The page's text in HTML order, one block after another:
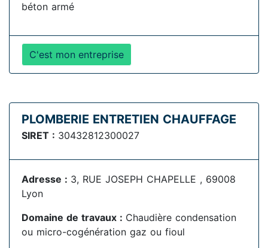
béton armé
C'est mon entreprise
PLOMBERIE ENTRETIEN CHAUFFAGE
SIRET : 30432812300027
Adresse : 3, RUE JOSEPH CHAPELLE , 69008
Lyon
Domaine de travaux : Chaudière condensation
ou micro-cogénération gaz ou fioul